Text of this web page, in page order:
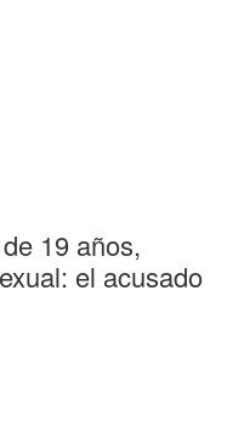
19 años,
el acusado